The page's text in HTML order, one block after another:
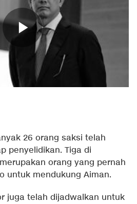
26 orang saksi telah
penyelidikan. Tiga di
orang yang pernah
untuk mendukung Aiman.
juga telah dijadwalkan untuk